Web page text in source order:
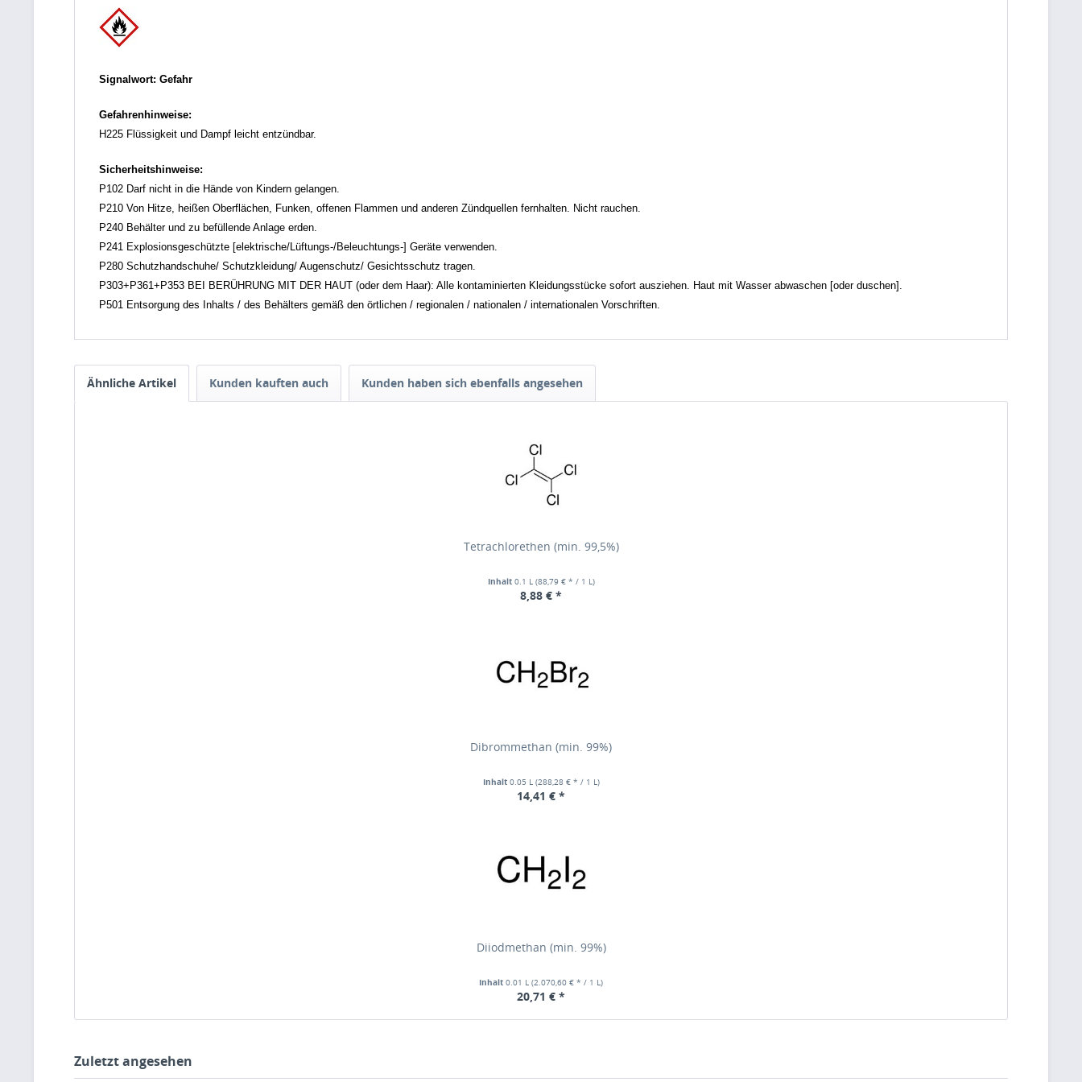
Signalwort: Gefahr
Gefahrenhinweise:
H225 Flüssigkeit und Dampf leicht entzündbar.
Sicherheitshinweise:
P102 Darf nicht in die Hände von Kindern gelangen.
P210 Von Hitze, heißen Oberflächen, Funken, offenen Flammen und anderen Zündquellen fernhalten. Nicht rauchen.
P240 Behälter und zu befüllende Anlage erden.
P241 Explosionsgeschützte [elektrische/Lüftungs-/Beleuchtungs-] Geräte verwenden.
P280 Schutzhandschuhe/ Schutzkleidung/ Augenschutz/ Gesichtsschutz tragen.
P303+P361+P353 BEI BERÜHRUNG MIT DER HAUT (oder dem Haar): Alle kontaminierten Kleidungsstücke sofort ausziehen. Haut mit Wasser abwaschen [oder duschen].
P501 Entsorgung des Inhalts / des Behälters gemäß den örtlichen / regionalen / nationalen / internationalen Vorschriften.
Ähnliche Artikel Kunden kauften auch Kunden haben sich ebenfalls angesehen
Tetrachlorethen (min. 99,5%)
Inhalt 0.1 L (88,79 € * / 1 L)
8,88 € *
Dibrommethan (min. 99%)
Inhalt 0.05 L (288,28 € * / 1 L)
14,41 € *
Diiodmethan (min. 99%)
Inhalt 0.01 L (2.070,60 € * / 1 L)
20,71 € *
Zuletzt angesehen